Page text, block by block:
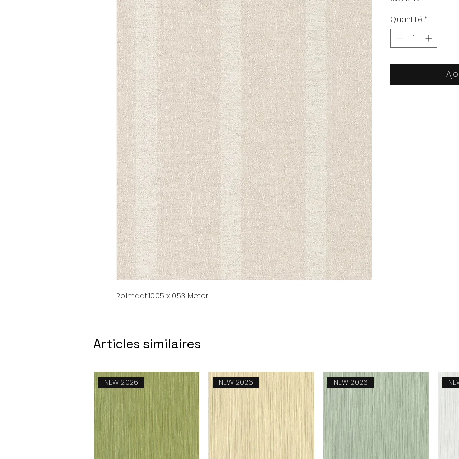
Rolmaat:10.05 x 0.53 Meter
Quantité *
Articles similaires
NEW 2026 NEW 2026 NEW 2026